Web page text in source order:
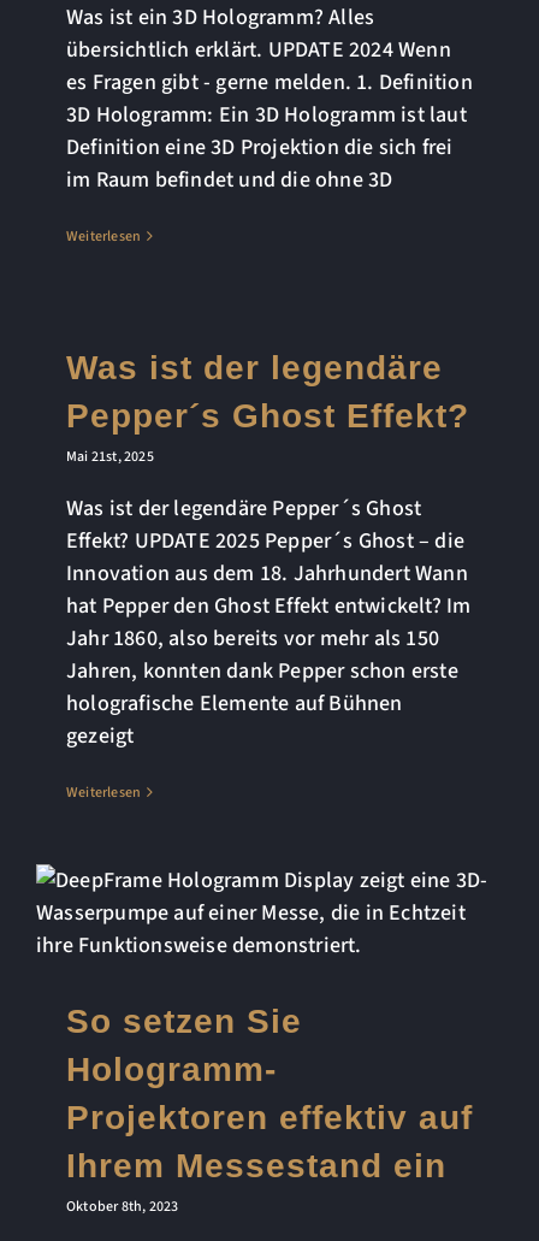
Was ist ein 3D Hologramm? Alles
übersichtlich erklärt. UPDATE 2024 Wenn
es Fragen gibt - gerne melden. 1. Definition
3D Hologramm: Ein 3D Hologramm ist laut
Definition eine 3D Projektion die sich frei
im Raum befindet und die ohne 3D
Weiterlesen
Was ist der legendäre
Pepper´s Ghost Effekt?
Mai 21st, 2025
Was ist der legendäre Pepper´s Ghost
Effekt? UPDATE 2025 Pepper´s Ghost – die
Innovation aus dem 18. Jahrhundert Wann
hat Pepper den Ghost Effekt entwickelt? Im
Jahr 1860, also bereits vor mehr als 150
Jahren, konnten dank Pepper schon erste
holografische Elemente auf Bühnen
gezeigt
Weiterlesen
So setzen Sie
Hologramm-
Projektoren effektiv auf
Ihrem Messestand ein
Oktober 8th, 2023